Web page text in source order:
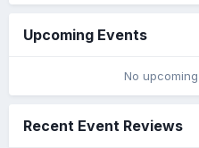
Upcoming Events
No
Recent Event Reviews